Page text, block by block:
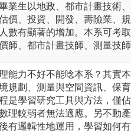
業生以地政、都市計畫技術
價、投資、開發、壽險業、
數有顯著的增加。本系可考
師、都市計畫技師、測量技師
能力不好不能唸本系？其實
規劃、測量與空間資訊、保
是學習研究工具與方法，僅
理較弱者無法適應。另不動
有邏輯性地運用，學習如何有